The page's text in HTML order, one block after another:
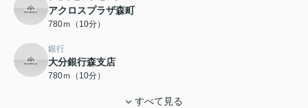
アクロスプラザ森町
780ｍ（10分）
銀行
大分銀行森支店
780ｍ（10分）
すべて見る